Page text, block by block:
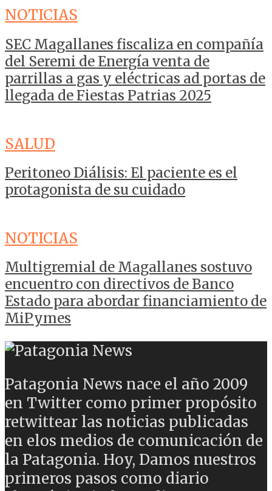
NOTICIAS
SEC Magallanes fiscaliza en compañía
del Seremi de Energía venta de
parrillas a gas y eléctricas ad portas de
llegada de Fiestas Patrias 2025
SALUD
Peritoneo Diálisis: El paciente es el
protagonista de su cuidado
NOTICIAS
Multigremial de Magallanes sostuvo
encuentro con directivos de Banco
Estado para abordar financiamiento de
MiPymes
Patagonia News nace el año 2009
en Twitter como primer propósito
retwittear las noticias publicadas
en elos medios de comunicación de
la Patagonia. Hoy, Damos nuestros
primeros pasos como diario